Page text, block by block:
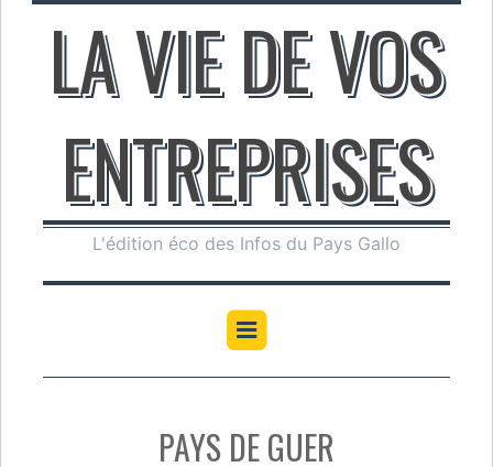
LA VIE DE VOS
ENTREPRISES
L'édition éco des Infos du Pays Gallo
PAYS DE GUER